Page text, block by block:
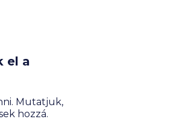
el a
Mutatjuk,
hozzá.